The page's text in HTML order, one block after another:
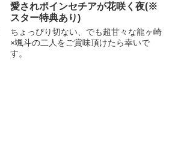
愛されポインセチアが花咲く夜(※
スター特典あり)
ちょっぴり切ない、でも超甘々な龍ヶ崎
×颯斗の二人をご賞味頂けたら幸いで
す。